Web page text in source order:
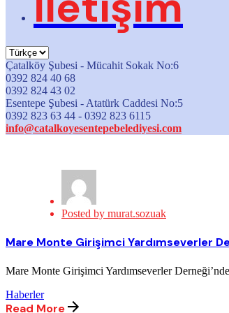
Çatalköy Şubesi - Mücahit Sokak No:6
0392 824 40 68
0392 824 43 02
Esentepe Şubesi - Atatürk Caddesi No:5
0392 823 63 44 - 0392 823 6115
info@catalkoyesentepebelediyesi.com
Posted by murat.sozuak
Mare Monte Girişimci Yardımseverler
Mare Monte Girişimci Yardımseverler
Haberler
Read More